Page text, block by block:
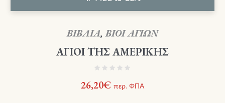
ΒΙΒΛΙΑ,ΒΙΟΙ ΑΓΙΩΝ
ΑΓΙΟΙ ΤΗΣ ΑΜΕΡΙΚΗΣ
26,20€ περ. ΦΠΑ